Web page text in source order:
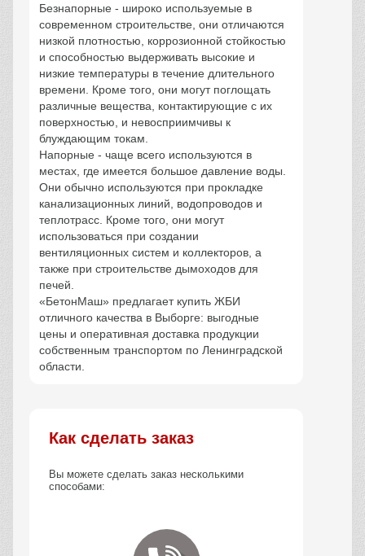
Безнапорные - широко используемые в
современном строительстве, они отличаются
низкой плотностью, коррозионной стойкостью
и способностью выдерживать высокие и
низкие температуры в течение длительного
времени. Кроме того, они могут поглощать
различные вещества, контактирующие с их
поверхностью, и невосприимчивы к
блуждающим токам.
Напорные - чаще всего используются в
местах, где имеется большое давление воды.
Они обычно используются при прокладке
канализационных линий, водопроводов и
теплотрасс. Кроме того, они могут
использоваться при создании
вентиляционных систем и коллекторов, а
также при строительстве дымоходов для
печей.
«БетонМаш» предлагает купить ЖБИ
отличного качества в Выборге: выгодные
цены и оперативная доставка продукции
собственным транспортом по Ленинградской
области.
Как сделать заказ
Вы можете сделать заказ несколькими
способами: